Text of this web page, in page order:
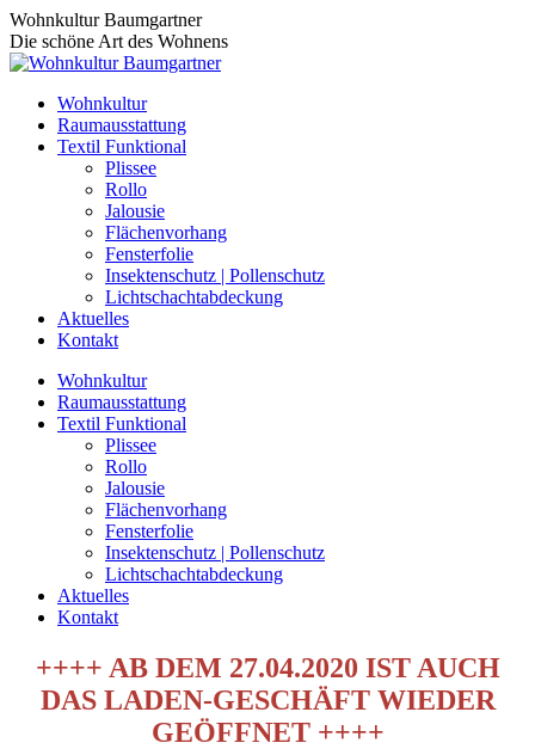
Zum
Inhalt
springen
Wohnkultur Baumgartner
Die schöne Art des Wohnens
Wohnkultur
Raumausstattung
Textil Funktional
Plissee
Rollo
Jalousie
Flächenvorhang
Fensterfolie
Insektenschutz | Pollenschutz
Lichtschachtabdeckung
Aktuelles
Kontakt
Wohnkultur
Raumausstattung
Textil Funktional
Plissee
Rollo
Jalousie
Flächenvorhang
Fensterfolie
Insektenschutz | Pollenschutz
Lichtschachtabdeckung
Aktuelles
Kontakt
++++ AB DEM 27.04.2020 IST AUCH
DAS LADEN-GESCHÄFT WIEDER
GEÖFFNET ++++